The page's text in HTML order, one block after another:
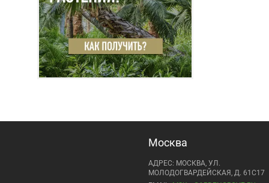
Москва
АДРЕС: МОСКВА, УЛ.
МОЛОДОГВАРДЕЙСКАЯ, Д. 61С17